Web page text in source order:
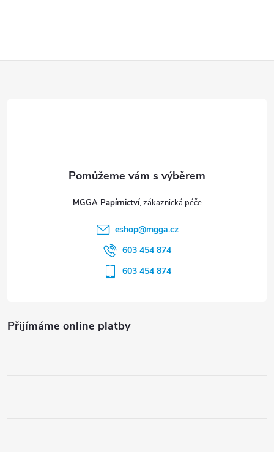
Přijímáme online platby
MGGA Papírnictví
eshop@mgga.cz
603 454 874
603 454 874